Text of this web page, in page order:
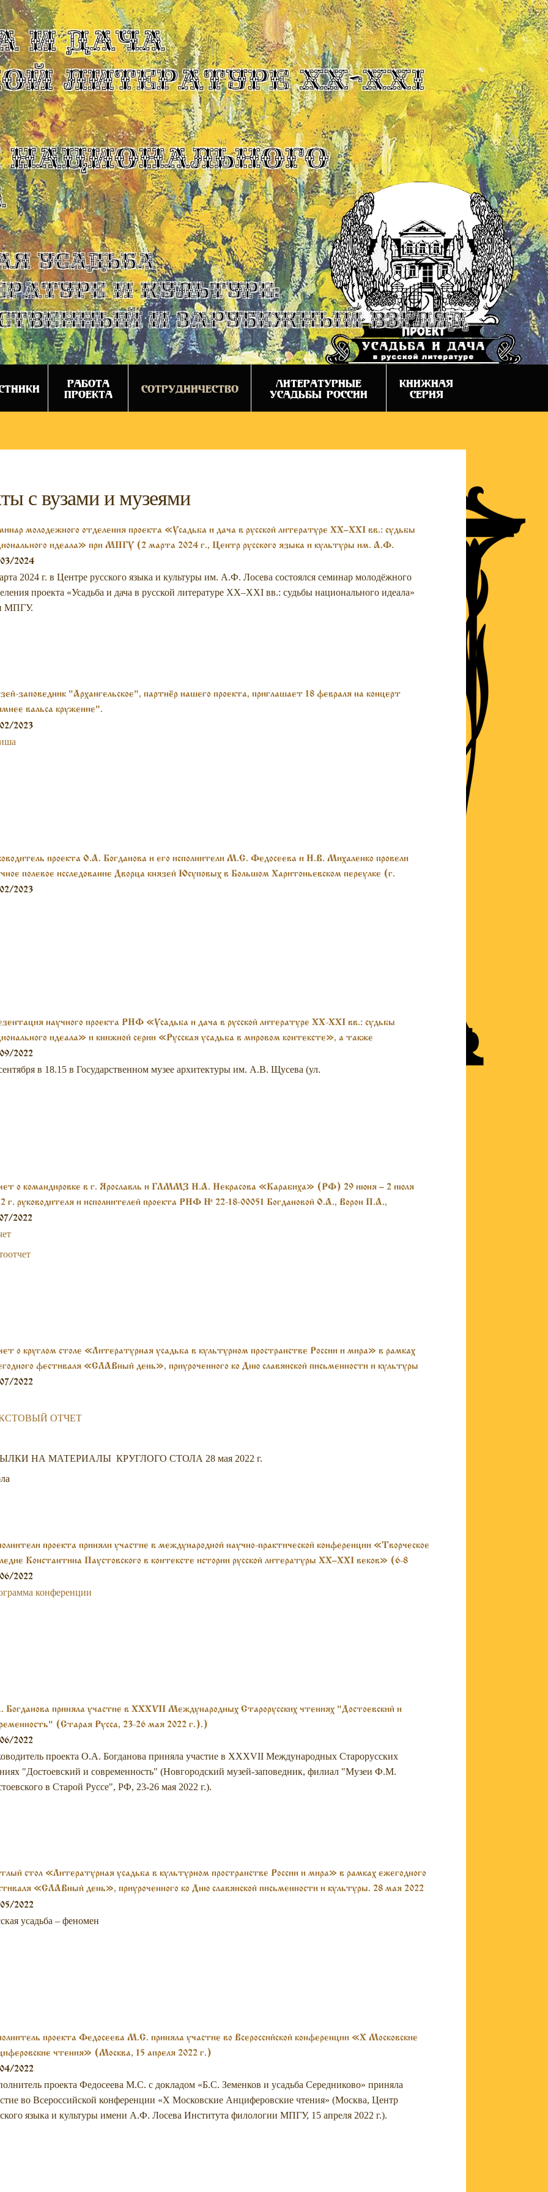
И ДАЧА
ЛИТЕРАТУРЕ XX-XXI
НАЦИОНАЛЬНОГО
усадьба
и культуре:
и зарубежный взгляд
РАБОТА
ПРОЕКТА
СОТРУДНИЧЕСТВО
ЛИТЕРАТУРНЫЕ
УСАДЬБЫ РОССИИ
КНИЖНАЯ
СЕРИЯ
с вузами и музеями
молодежного отделения проекта «Усадьба и дача в русской литературе XX–XXI вв.: судьбы
идеала» при МПГУ (2 марта 2024 г., Центр русского языка и культуры им. А.Ф.
2024
2024 г. в Центре русского языка и культуры им. А.Ф. Лосева состоялся семинар молодёжного
проекта «Усадьба и дача в русской литературе XX–XXI вв.: судьбы национального идеала»
МПГУ.
заповедник "Архангельское", партнёр нашего проекта, приглашает 18 февраля на концерт
вальса кружение".
2023
проекта О.А. Богданова и его исполнители М.С. Федосеева и Н.В. Михаленко провели
полевое исследование Дворца князей Юсуповых в Большом Харитоньевском переулке (г.
2023
научного проекта РНФ «Усадьба и дача в русской литературе XX-XXI вв.: судьбы
идеала» и книжной серии «Русская усадьба в мировом контексте», а также
монографии Е.Е. Дмитриевой
2022
в 18.15 в Государственном музее архитектуры им. А.В. Щусева (ул.
о командировке в г. Ярославль и ГЛММЗ Н.А. Некрасова «Карабиха» (РФ) 29 июня – 2 июля
г. руководителя и исполнителей проекта РНФ № 22-18-00051 Богдановой О.А., Ворон П.А.,
С.Т.
2022
о круглом столе «Литературная усадьба в культурном пространстве России и мира» в рамках
фестиваля «СЛАВный день», приуроченного ко Дню славянской письменности и культуры
иностранной литературы им. М.И. Рудомино, 28 мая 2022)
2022
ОТЧЕТ
НА МАТЕРИАЛЫ КРУГЛОГО СТОЛА 28 мая 2022 г.
проекта приняли участие в международной научно-практической конференции «Творческое
Константина Паустовского в контексте истории русской литературы XX–XXI веков» (6-8
2022 г.)
2022
конференции
Богданова приняла участие в XXXVII Международных Старорусских чтениях "Достоевский и
(Старая Русса, 23-26 мая 2022 г.).)
2022
проекта О.А. Богданова приняла участие в XXXVII Международных Старорусских
"Достоевский и современность" (Новгородский музей-заповедник, филиал "Музеи Ф.М.
в Старой Руссе", РФ, 23-26 мая 2022 г.).
стол «Литературная усадьба в культурном пространстве России и мира» в рамках ежегодного
«СЛАВный день», приуроченного ко Дню славянской письменности и культуры. 28 мая 2022
2022
усадьба – феномен
проекта Федосеева М.С. приняла участие во Всероссийской конференции «X Московские
чтения» (Москва, 15 апреля 2022 г.)
2022
проекта Федосеева М.С. с докладом «Б.С. Земенков и усадьба Середниково» приняла
во Всероссийской конференции «X Московские Анциферовские чтения» (Москва, Центр
языка и культуры имени А.Ф. Лосева Института филологии МПГУ, 15 апреля 2022 г.).